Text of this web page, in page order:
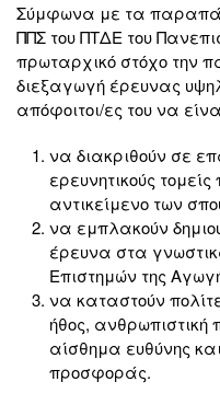
Σύμφωνα με τα
ΠΠΣ του ΠΤΔΕ του
πρωταρχικό στόχο την
διεξαγωγή έρευνας
απόφοιτοι/ες του να
να διακριθούν σε
ερευνητικούς
αντικείμενο των
να εμπλακούν
έρευνα στα
Επιστημών της
να καταστούν
ήθος, ανθρωπιστική
αίσθημα ευθύνης
προσφοράς.